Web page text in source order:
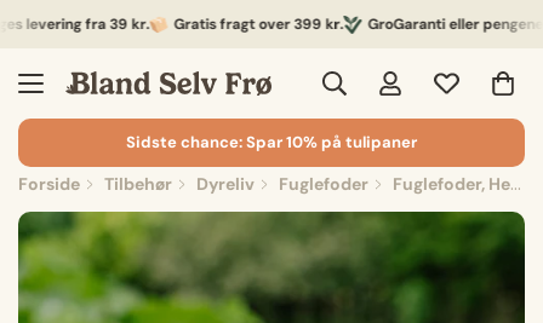
fra 39 kr. Gratis fragt over 399 kr. GroGaranti eller pengene
Sidste chance: Spar 10% på tulipaner
Forside Tilbehør Dyreliv Fuglefoder Fuglefoder, Hemp de Luxe, 5 L